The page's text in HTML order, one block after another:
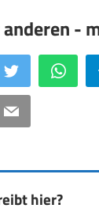
Twitter
Email
hier?